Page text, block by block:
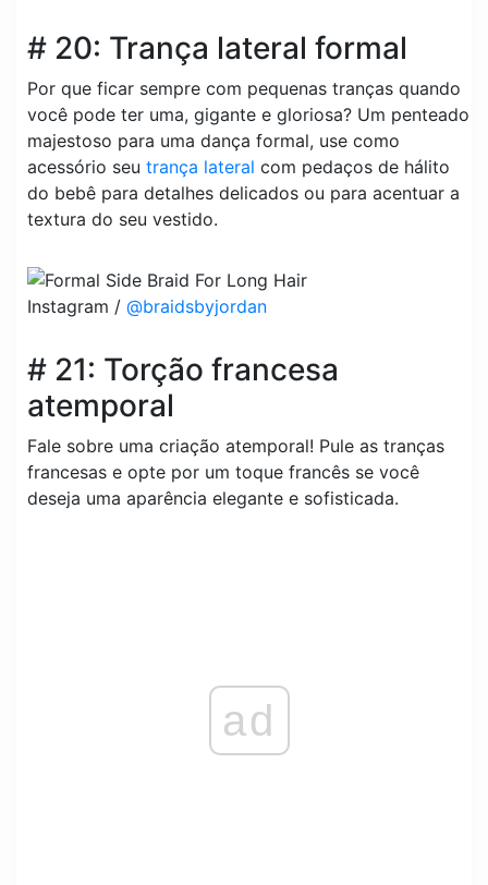
# 20: Trança lateral formal
Por que ficar sempre com pequenas tranças quando
você pode ter uma, gigante e gloriosa? Um penteado
majestoso para uma dança formal, use como
acessório seu trança lateral com pedaços de hálito
do bebê para detalhes delicados ou para acentuar a
textura do seu vestido.
Instagram / @braidsbyjordan
# 21: Torção francesa
atemporal
Fale sobre uma criação atemporal! Pule as tranças
francesas e opte por um toque francês se você
deseja uma aparência elegante e sofisticada.
ad